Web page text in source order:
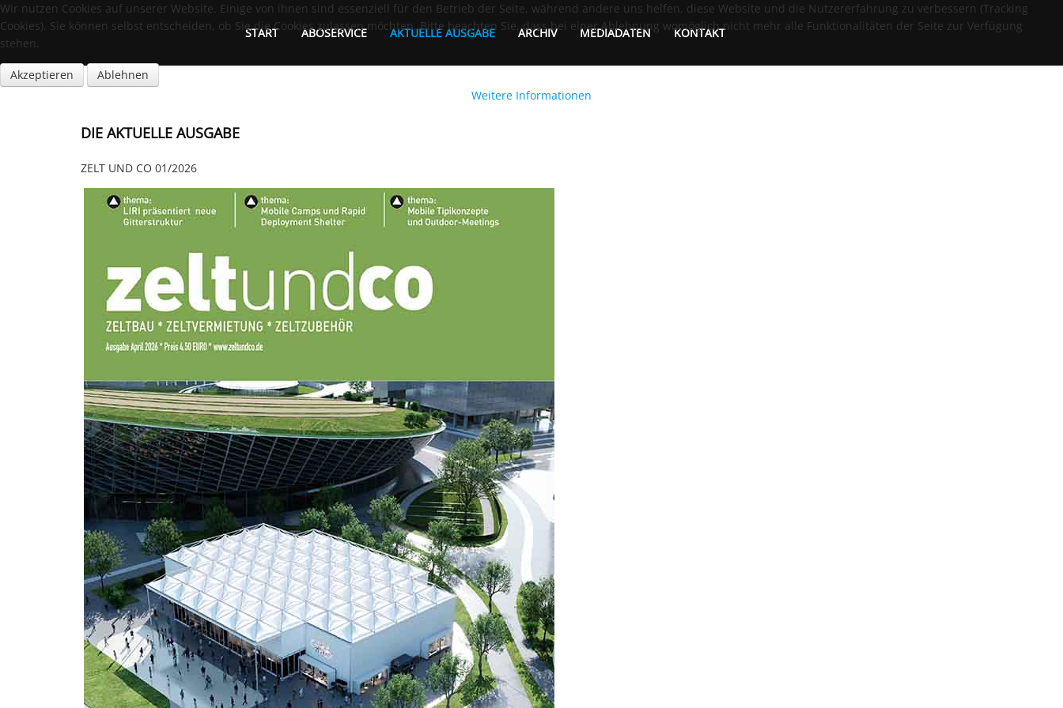
START ABOSERVICE AKTUELLE AUSGABE ARCHIV MEDIADATEN KONTAKT
DIE AKTUELLE AUSGABE
ZELT UND CO 01/2026
Wir nutzen Cookies auf unserer Website. Einige von ihnen sind essenziell für den Betrieb der Seite, während andere uns helfen, diese Website und die Nutzererfahrung zu verbessern (Tracking
Cookies). Sie können selbst entscheiden, ob Sie die Cookies zulassen möchten. Bitte beachten Sie, dass bei einer Ablehnung womöglich nicht mehr alle Funktionalitäten der Seite zur Verfügung
stehen.
Akzeptieren
Ablehnen
Weitere Informationen